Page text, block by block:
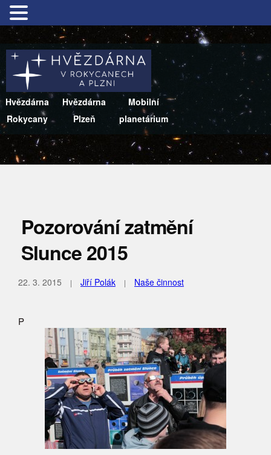
Hvězdárna
Rokycany
Hvězdárna
Plzeň
Mobilní
planetárium
Pozorování zatmění
Slunce 2015
22. 3. 2015 Jiří Polák Naše činnost
P